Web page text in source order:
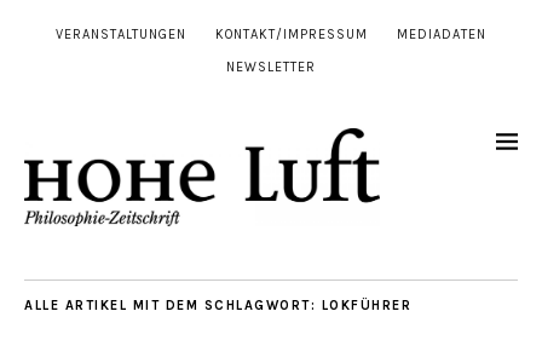
VERANSTALTUNGEN KONTAKT/IMPRESSUM MEDIADATEN
NEWSLETTER
ALLE ARTIKEL MIT DEM SCHLAGWORT: LOKFÜHRER